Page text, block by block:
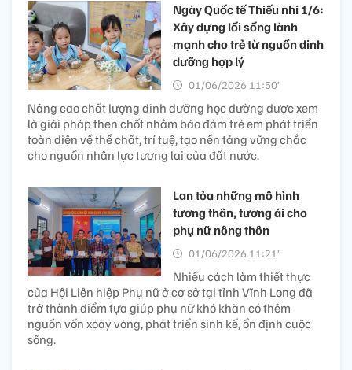
Ngày Quốc tế Thiếu nhi 1/6:
Xây dựng lối sống lành
mạnh cho trẻ từ nguồn dinh
dưỡng hợp lý
01/06/2026 11:50’
Nâng cao chất lượng dinh dưỡng học đường được xem
là giải pháp then chốt nhằm bảo đảm trẻ em phát triển
toàn diện về thể chất, trí tuệ, tạo nền tảng vững chắc
cho nguồn nhân lực tương lai của đất nước.
Lan tỏa những mô hình
tương thân, tương ái cho
phụ nữ nông thôn
01/06/2026 11:21’
Nhiều cách làm thiết thực
của Hội Liên hiệp Phụ nữ ở cơ sở tại tỉnh Vĩnh Long đã
trở thành điểm tựa giúp phụ nữ khó khăn có thêm
nguồn vốn xoay vòng, phát triển sinh kế, ổn định cuộc
sống.